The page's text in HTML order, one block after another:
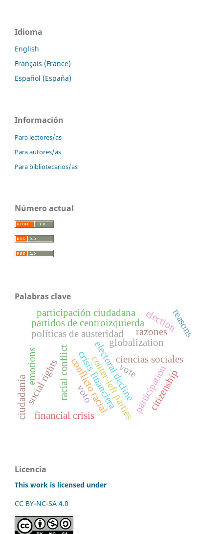
Idioma
English
Français (France)
Español (España)
Información
Para lectores/as
Para autores/as
Para bibliotecarios/as
Número actual
Palabras clave
ciencias sociales
participation
center-left parties
electoral decline
crisis financiera
políticas de austeridad
partidos de centroizquierda
racial conflict
globalization
conflicto racial
social rights citizenship
financial crisis
election
razones
voto
reasons
emotions vote
participación ciudadana
ciudadanía
Licencia
This work is licensed under
CC BY-NC-SA 4.0